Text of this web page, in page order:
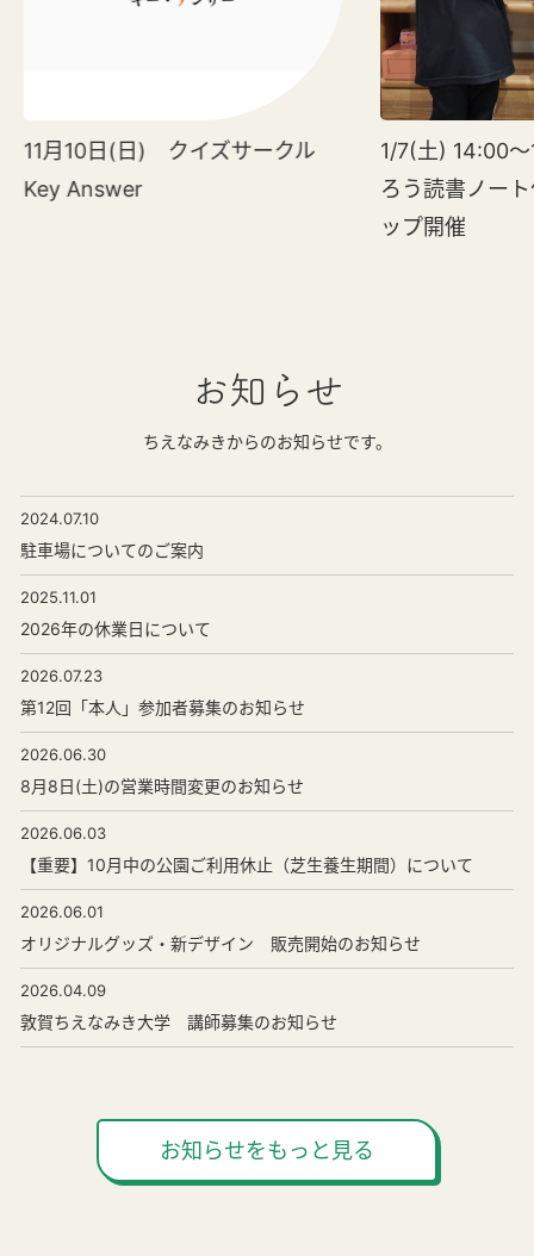
11月10日(日) クイズサークル
Key Answer
1/7(土) 14:00
ろう読書ノー
ップ開催
お知らせ
ちえなみきからのお知らせです。
2024.07.10
駐車場についてのご案内
2025.11.01
2026年の休業日について
2026.07.23
第12回「本人」参加者募集のお知らせ
2026.06.30
8月8日(土)の営業時間変更のお知らせ
2026.06.03
【重要】10月中の公園ご利用休止（芝生養生期間）について
2026.06.01
オリジナルグッズ・新デザイン 販売開始のお知らせ
2026.04.09
敦賀ちえなみき大学 講師募集のお知らせ
お知らせをもっと見る